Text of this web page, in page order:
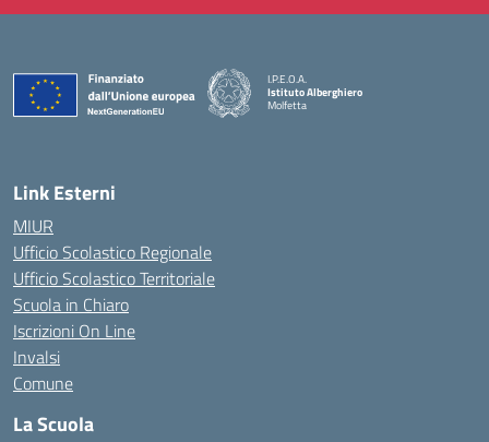
I.P.E.O.A.
Istituto Alberghiero
Molfetta
Link Esterni
MIUR
Ufficio Scolastico Regionale
Ufficio Scolastico Territoriale
Scuola in Chiaro
Iscrizioni On Line
Invalsi
Comune
La Scuola